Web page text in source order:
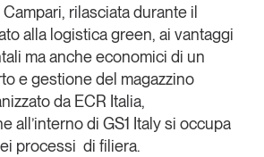
, rilasciata durante il
alla logistica green, ai vantaggi
ma anche economici di un
e gestione del magazzino
da ECR Italia,
all’interno di GS1 Italysi occupa
processi di filiera.